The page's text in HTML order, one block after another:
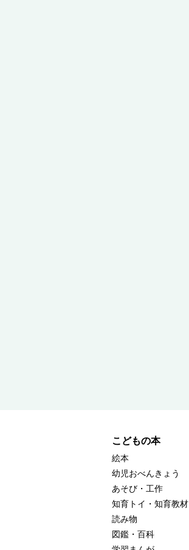
こどもの本
絵本
幼児おべんきょう
あそび・工作
知育トイ・知育教材
読み物
図鑑・百科